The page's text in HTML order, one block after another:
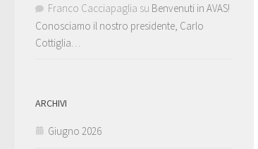
Franco Cacciapaglia su Benvenuti in AVAS!
Conosciamo il nostro presidente, Carlo
Cottiglia…
ARCHIVI
Giugno 2026